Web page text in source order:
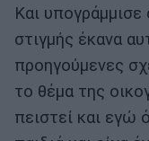
Και
στιγμής έκανα
προηγούμενες
το θέμα της
πειστεί και εγώ